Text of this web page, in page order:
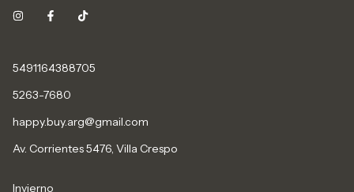
5491164388705
5263-7680
happy.buy.arg@gmail.com
Av. Corrientes 5476, Villa Crespo
Invierno